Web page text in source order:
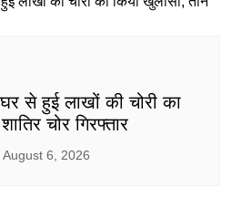
से हुई लाखों की चोरी का
चोर गिरफ्तार
August 6, 2026